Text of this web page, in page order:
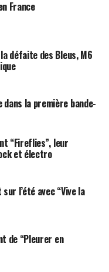
France
défaite des Bleus, M6
dans la première bande-
“Fireflies”, leur
et électro
l’été avec “Vive la
de “Pleurer en